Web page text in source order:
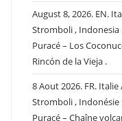
August 8, 2026. EN.
Stromboli , Indonesia
Puracé – Los
Rincón de la Vieja .
8 Aout 2026. FR. Italie
Stromboli , Indonésie
Puracé – Chaîne